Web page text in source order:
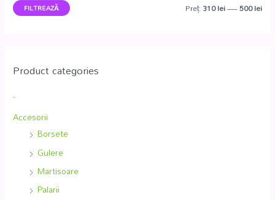
FILTREAZĂ Preț:310 lei—500 lei
Product categories
-
Accesorii
Borsete
Gulere
Martisoare
Palarii